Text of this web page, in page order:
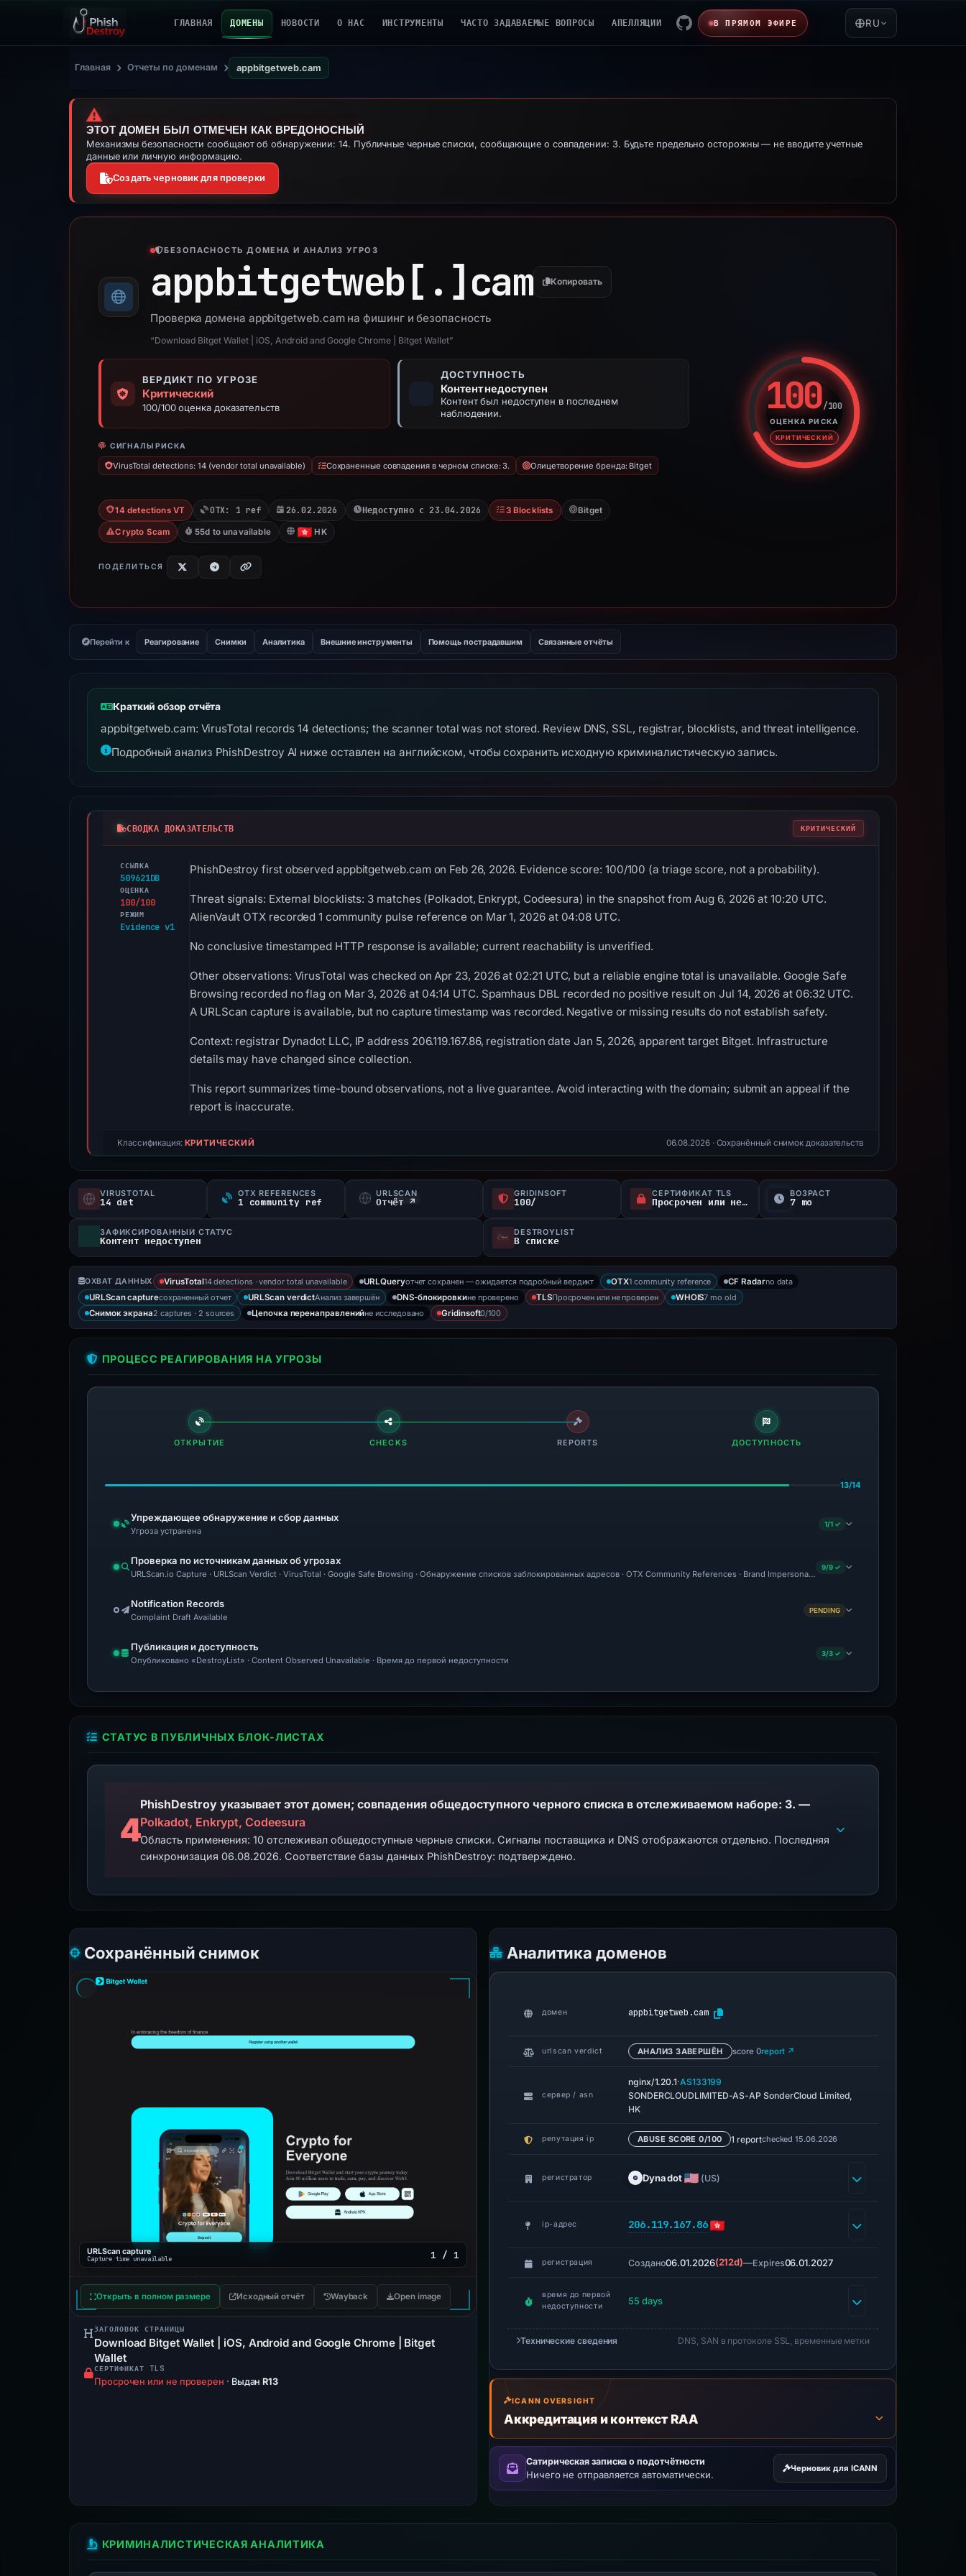
ГЛАВНАЯ ДОМЕНЫ НОВОСТИ О НАС ИНСТРУМЕНТЫ ЧАСТО ЗАДАВАЕМЫЕ ВОПРОСЫ АПЕЛЛЯЦИИ В ПРЯМОМ ЭФИРЕ RU
Главная › Отчеты по доменам › appbitgetweb.cam
⚠️
ЭТОТ ДОМЕН БЫЛ ОТМЕЧЕН КАК ВРЕДОНОСНЫЙ
Механизмы безопасности сообщают об обнаружении: 14. Публичные черные списки, сообщающие о совпадении: 3. Будьте предельно осторожны — не вводите учетные
данные или личную информацию.
Создать черновик для проверки
БЕЗОПАСНОСТЬ ДОМЕНА И АНАЛИЗ УГРОЗ
appbitgetweb[.]cam Копировать
Проверка домена appbitgetweb.cam на фишинг и безопасность
“Download Bitget Wallet | iOS, Android and Google Chrome | Bitget Wallet”
ВЕРДИКТ ПО УГРОЗЕ
Критический
100/100 оценка доказательств
ДОСТУПНОСТЬ
Контент недоступен
Контент был недоступен в последнем
наблюдении.
СИГНАЛЫ РИСКА
VirusTotal detections: 14 (vendor total unavailable) Сохраненные совпадения в черном списке: 3. Олицетворение бренда: Bitget
14 detections VT OTX: 1 ref 26.02.2026 Недоступно с 23.04.2026 3 Blocklists Bitget
Crypto Scam 55d to unavailable HK
ПОДЕЛИТЬСЯ
100/100
ОЦЕНКА РИСКА
КРИТИЧЕСКИЙ
Оценка риска: 100 из 100.
Перейти к Реагирование Снимки Аналитика Внешние инструменты Помощь пострадавшим Связанные отчёты
Краткий обзор отчёта
appbitgetweb.cam: VirusTotal records 14 detections; the scanner total was not stored. Review DNS, SSL, registrar, blocklists, and threat intelligence.
Подробный анализ PhishDestroy AI ниже оставлен на английском, чтобы сохранить исходную криминалистическую запись.
СВОДКА ДОКАЗАТЕЛЬСТВ КРИТИЧЕСКИЙ
ССЫЛКА
509621DB
ОЦЕНКА
100/100
РЕЖИМ
Evidence v1
PhishDestroy first observed appbitgetweb.cam on Feb 26, 2026. Evidence score: 100/100 (a triage score, not a probability).
Threat signals: External blocklists: 3 matches (Polkadot, Enkrypt, Codeesura) in the snapshot from Aug 6, 2026 at 10:20 UTC.
AlienVault OTX recorded 1 community pulse reference on Mar 1, 2026 at 04:08 UTC.
No conclusive timestamped HTTP response is available; current reachability is unverified.
Other observations: VirusTotal was checked on Apr 23, 2026 at 02:21 UTC, but a reliable engine total is unavailable. Google Safe
Browsing recorded no flag on Mar 3, 2026 at 04:14 UTC. Spamhaus DBL recorded no positive result on Jul 14, 2026 at 06:32 UTC.
A URLScan capture is available, but no capture timestamp was recorded. Negative or missing results do not establish safety.
Context: registrar Dynadot LLC, IP address 206.119.167.86, registration date Jan 5, 2026, apparent target Bitget. Infrastructure
details may have changed since collection.
This report summarizes time-bound observations, not a live guarantee. Avoid interacting with the domain; submit an appeal if the
report is inaccurate.
Классификация: КРИТИЧЕСКИЙ 06.08.2026· Сохранённый снимок доказательств
VIRUSTOTAL
14 det
OTX REFERENCES
1 community ref
URLSCAN
Отчёт ↗
GRIDINSOFT
100/
СЕРТИФИКАТ TLS
Просрочен или не проверен
ВОЗРАСТ
7 mo
ЗАФИКСИРОВАННЫЙ СТАТУС
Контент недоступен
DESTROYLIST
В списке
ОХВАТ ДАННЫХ VirusTotal14 detections · vendor total unavailable URLQueryотчет сохранен — ожидается подробный вердикт OTX1 community reference CF Radarno data
URLScan captureсохраненный отчет URLScan verdictАнализ завершён DNS-блокировкине проверено TLSПросрочен или не проверен WHOIS7 mo old
Снимок экрана2 captures · 2 sources Цепочка перенаправленийне исследовано Gridinsoft0/100
ПРОЦЕСС РЕАГИРОВАНИЯ НА УГРОЗЫ
ОТКРЫТИЕ CHECKS REPORTS ДОСТУПНОСТЬ
13/14
Упреждающее обнаружение и сбор данных
Угроза устранена
1/1 ✓
Проверка по источникам данных об угрозах
URLScan.io Capture · URLScan Verdict · VirusTotal · Google Safe Browsing · Обнаружение списков заблокированных адресов · OTX Community References · Brand Impersonation · Forensic Evidence Collected ·
9/9 ✓
Notification Records
Complaint Draft Available
PENDING
Публикация и доступность
Опубликовано «DestroyList» · Content Observed Unavailable · Время до первой недоступности
3/3 ✓
СТАТУС В ПУБЛИЧНЫХ БЛОК-ЛИСТАХ
4
PhishDestroy указывает этот домен; совпадения общедоступного черного списка в отслеживаемом наборе: 3. —
Polkadot, Enkrypt, Codeesura
Область применения: 10 отслеживал общедоступные черные списки. Сигналы поставщика и DNS отображаются отдельно. Последняя
синхронизация 06.08.2026. Соответствие базы данных PhishDestroy: подтверждено.
Сохранённый снимок
URLScan capture
Capture time unavailable 1 / 1
Открыть в полном размере Исходный отчёт Wayback Open image
ЗАГОЛОВОК СТРАНИЦЫ
Download Bitget Wallet | iOS, Android and Google Chrome | Bitget
Wallet
СЕРТИФИКАТ TLS
Просрочен или не проверен · ВыданR13
Аналитика доменов
домен appbitgetweb.cam
urlscan verdict АНАЛИЗ ЗАВЕРШЁН score 0report ↗
сервер / asn
nginx/1.20.1·AS133199
SONDERCLOUDLIMITED-AS-AP SonderCloud Limited,
HK
репутация ip ABUSE SCORE 0/100 1 reportchecked 15.06.2026
регистратор Dynadot (US)
ip-адрес 206.119.167.86
регистрация Создано06.01.2026(212d)—Expires06.01.2027
время до первой
недоступности
55 days
Технические сведения DNS, SAN в протоколе SSL, временные метки
ICANN OVERSIGHT
Аккредитация и контекст RAA
Сатирическая записка о подотчётности
Ничего не отправляется автоматически.
Черновик для ICANN
КРИМИНАЛИСТИЧЕСКАЯ АНАЛИТИКА